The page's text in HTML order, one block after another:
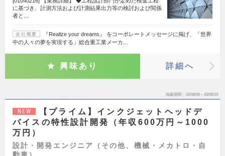
に基づき、計測方法および計測結果出力等の検討および関係
者と…
会社概要
『Realize your dreams』 をコーポレートメッセージに掲げ、「世界
中の人々の夢を実現する」総合重工業メーカ…
興味あり 詳細へ
掲載期間 26/08/06～26/08/19
NEW
【プライム】インクジェットヘッドデ
バイスの特性設計開発（年収600万円～1000
万円）
設計・開発エンジニア（その他、機械・メカトロ・自